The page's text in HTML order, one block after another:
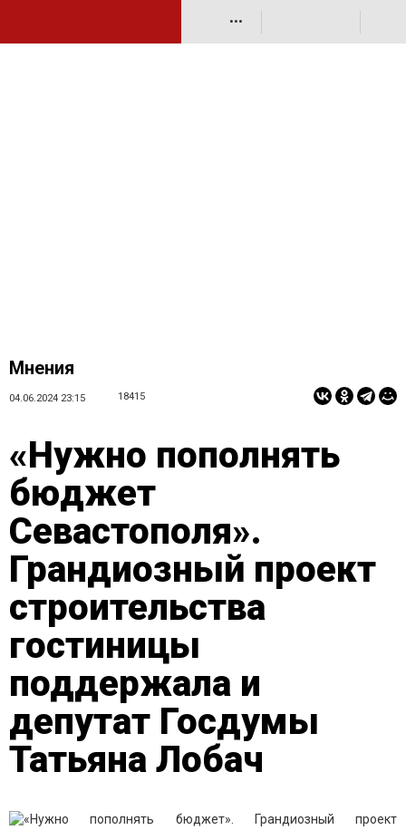
•••
Мнения
04.06.2024 23:15 18415
«Нужно пополнять
бюджет
Севастополя».
Грандиозный проект
строительства
гостиницы
поддержала и
депутат Госдумы
Татьяна Лобач